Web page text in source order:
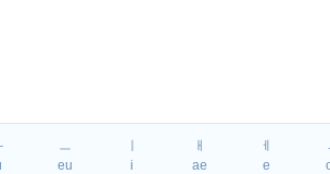
ㅡ
eu
i
ㅐ
ae
ㅔ
e